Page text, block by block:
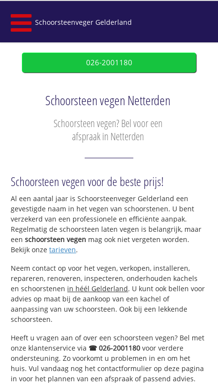
Schoorsteenveger Gelderland
026-2001180
Schoorsteen vegen Netterden
Schoorsteen vegen? Bel voor een
afspraak in Netterden
Schoorsteen vegen voor de beste prijs!
Al een aantal jaar is Schoorsteenveger Gelderland een
gevestigde naam in het vegen van schoorstenen. U bent
verzekerd van een professionele en efficiënte aanpak.
Regelmatig de schoorsteen laten vegen is belangrijk, maar
eenschoorsteen vegen mag ook niet vergeten worden.
Bekijk onzetarieven.
Neem contact op voor het vegen, verkopen, installeren,
repareren, renoveren, inspecteren, onderhouden kachels
en schoorstenen in héél Gelderland. U kunt ook bellen voor
advies op maat bij de aankoop van een kachel of
aanpassing van uw schoorsteen. Ook bij een lekkende
schoorsteen.
Heeft u vragen aan of over een schoorsteen vegen? Bel met
onze klantenservice via ☎ 026-2001180 voor verdere
ondersteuning. Zo voorkomt u problemen in en om het
huis. Vul vandaag nog het contactformulier op deze pagina
in voor het plannen van een afspraak of passend advies.